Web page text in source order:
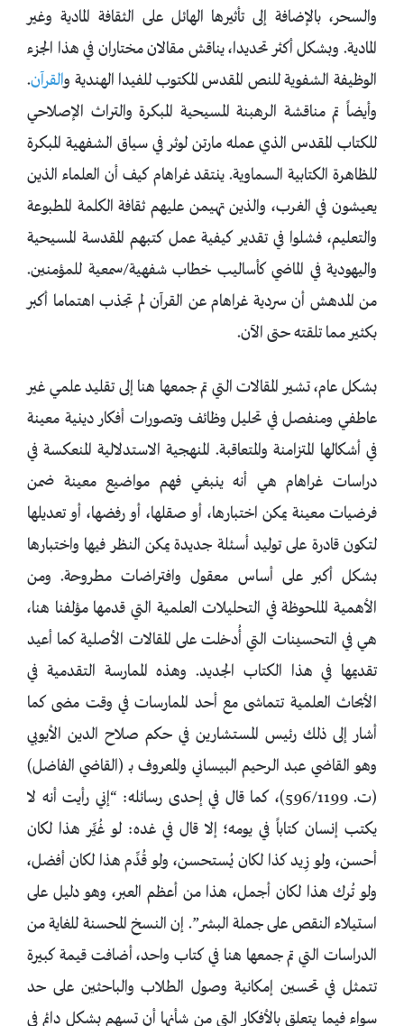
والسحر، بالإضافة إلى تأثيرها الهائل على الثقافة المادية وغير
المادية. وبشكل أكثر تحديدا، يناقش مقالان مختاران في هذا الجزء
الوظيفة الشفوية للنص المقدس المكتوب للفيدا الهندية والقرآن.
وأيضاً تم مناقشة الرهبنة المسيحية المبكرة والتراث الإصلاحي
للكتاب المقدس الذي عمله مارتن لوثر في سياق الشفهية المبكرة
للظاهرة الكتابية السماوية. ينتقد غراهام كيف أن العلماء الذين
يعيشون في الغرب، والذين تهيمن عليهم ثقافة الكلمة المطبوعة
والتعليم، فشلوا في تقدير كيفية عمل كتبهم المقدسة المسيحية
واليهودية في الماضي كأساليب خطاب شفهية/سمعية للمؤمنين.
من المدهش أن سردية غراهام عن القرآن لم تجذب اهتماما أكبر
بكثير مما تلقته حتى الآن.
بشكل عام، تشير المقالات التي تم جمعها هنا إلى تقليد علمي غير
عاطفي ومنفصل في تحليل وظائف وتصورات أفكار دينية معينة
في أشكالها المتزامنة والمتعاقبة. المنهجية الاستدلالية المنعكسة في
دراسات غراهام هي أنه ينبغي فهم مواضيع معينة ضمن
فرضيات معينة يمكن اختبارها، أو صقلها، أو رفضها، أو تعديلها
لتكون قادرة على توليد أسئلة جديدة يمكن النظر فيها واختبارها
بشكل أكبر على أساس معقول وافتراضات مطروحة. ومن
الأهمية الملحوظة في التحليلات العلمية التي قدمها مؤلفنا هنا،
هي في التحسينات التي أُدخلت على المقالات الأصلية كما أعيد
تقديمها في هذا الكتاب الجديد. وهذه الممارسة التقدمية في
الأبحاث العلمية تتماشى مع أحد الممارسات في وقت مضى كما
أشار إلى ذلك رئيس المستشارين في حكم صلاح الدين الأيوبي
وهو القاضي عبد الرحيم البيساني والمعروف بـ (القاضي الفاضل)
(ت. 596/1199)، كما قال في إحدى رسائله: “إني رأيت أنه لا
يكتب إنسان كتاباً في يومه؛ إلا قال في غده: لو غُيِّر هذا لكان
أحسن، ولو زِيد كذا لكان يُستحسن، ولو قُدِّم هذا لكان أفضل،
ولو تُرك هذا لكان أجمل، هذا من أعظم العبر، وهو دليل على
استيلاء النقص على جملة البشر”. إن النسخ المحسنة للغاية من
الدراسات التي تم جمعها هنا في كتاب واحد، أضافت قيمة كبيرة
تتمثل في تحسين إمكانية وصول الطلاب والباحثين على حد
سواء فيما يتعلق بالأفكار التي من شأنها أن تسهم بشكل دائم في